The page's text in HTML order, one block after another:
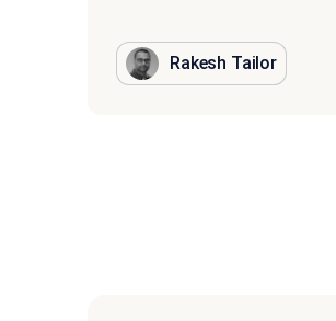
Rakesh Tailor